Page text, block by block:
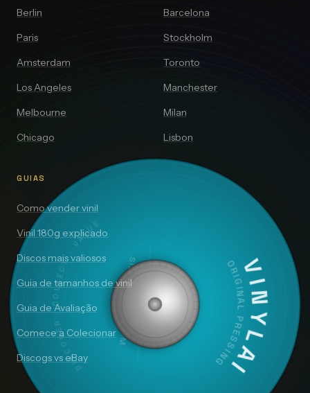
VINYLAI
ORIGINAL PRESSING
SIDE A — 33⅓ RPM
DISCOVER · COLLECT · VALUE
Berlin
Paris
Amsterdam
Los Angeles
Melbourne
Chicago
Barcelona
Stockholm
Toronto
Manchester
Milan
Lisbon
GUIAS
Como vender vinil
Vinil 180g explicado
Discos mais valiosos
Guia de tamanhos de vinil
Guia de Avaliação
Comece a Colecionar
Discogs vs eBay